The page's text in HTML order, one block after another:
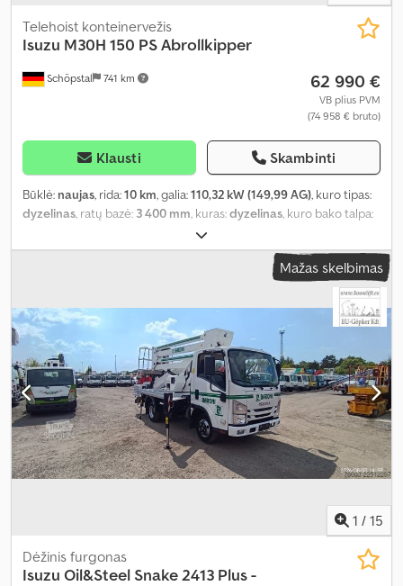
Schöpstal 741 km
Telehoist konteinervežis
Isuzu M30H 150 PS Abrollkipper
62 990 €
VB plius PVM
(74 958 € bruto)
Klausti Skambinti
Būklė: naujas, rida:10 km, galia:110,32 kW (149,99 AG), kuro tipas:
dyzelinas , ratų bazė: 3 400 mm , kuras:dyzelinas , kuro bako talpa:
, vairuotojo kabina:
mechaninis, pavarų skaičius:4, sėdimų vietų skaičius:3, Gamybos
ABS, AdBlue, Bluetooth, Tachografas, USB
automobilis, oro kondicionavimas, oro pagalvė, pilna techninės
priežiūros istorija, start-stop sistema, sunkvežimio registracija,
trauki kontrolė, vairo stiprintuvas,
Mažas skelbimas
1 / 15
Dėžinis furgonas
Isuzu Oil&Steel Snake 2413 Plus -